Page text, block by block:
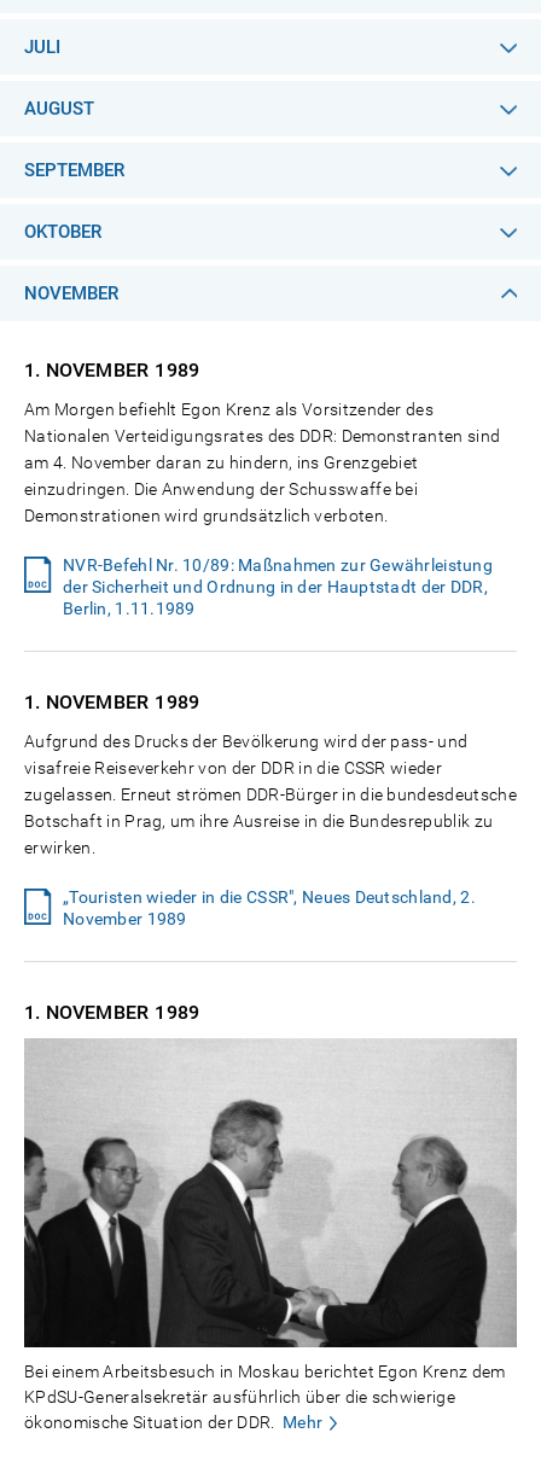
JULI
AUGUST
SEPTEMBER
OKTOBER
NOVEMBER
1. NOVEMBER 1989
Am Morgen befiehlt Egon Krenz als Vorsitzender des
Nationalen Verteidigungsrates des DDR: Demonstranten sind
am 4. November daran zu hindern, ins Grenzgebiet
einzudringen. Die Anwendung der Schusswaffe bei
Demonstrationen wird grundsätzlich verboten.
NVR-Befehl Nr. 10/89: Maßnahmen zur Gewährleistung
der Sicherheit und Ordnung in der Hauptstadt der DDR,
Berlin, 1.11.1989
1. NOVEMBER 1989
Aufgrund des Drucks der Bevölkerung wird der pass- und
visafreie Reiseverkehr von der DDR in die CSSR wieder
zugelassen. Erneut strömen DDR-Bürger in die bundesdeutsche
Botschaft in Prag, um ihre Ausreise in die Bundesrepublik zu
erwirken.
„Touristen wieder in die CSSR", Neues Deutschland, 2.
November 1989
1. NOVEMBER 1989
Bei einem Arbeitsbesuch in Moskau berichtet Egon Krenz dem
KPdSU-Generalsekretär ausführlich über die schwierige
ökonomische Situation der DDR.
Mehr